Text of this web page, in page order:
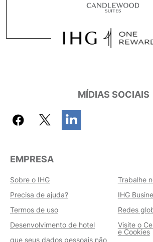
MÍDIAS SOCIAIS
EMPRESA
Sobre o IHG
Trabalhe
Precisa de ajuda?
IHG
Termos de uso
Redes
Desenvolvimento de hotel
Visite o
e Cookies
que seus dados pessoais não